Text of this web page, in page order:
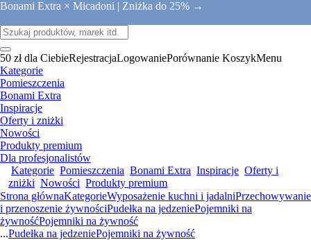
Bonami Extra × Micadoni | Zniżka do 25% →
50 zł dla CiebieRejestracjaLogowaniePorównanie KoszykMenu
Kategorie
Pomieszczenia
Bonami Extra
Inspiracje
Oferty i zniżki
Nowości
Produkty premium
Dla profesjonalistów
Kategorie Pomieszczenia Bonami Extra Inspiracje Oferty i
zniżki Nowości Produkty premium
Strona głównaKategorieWyposażenie kuchni i jadalniPrzechowywanie
i przenoszenie żywnościPudełka na jedzeniePojemniki na
żywnośćPojemniki na żywność
...Pudełka na jedzeniePojemniki na żywność